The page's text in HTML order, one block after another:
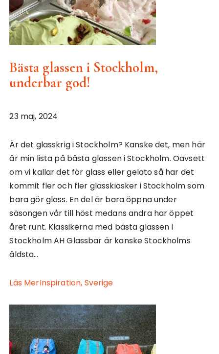
Bästa glassen i Stockholm,
underbar god!
23 maj, 2024
Är det glasskrig i Stockholm? Kanske det, men här
är min lista på bästa glassen i Stockholm. Oavsett
om vi kallar det för glass eller gelato så har det
kommit fler och fler glasskiosker i Stockholm som
bara gör glass. En del är bara öppna under
säsongen vår till höst medans andra har öppet
året runt. Klassikerna med bästa glassen i
Stockholm AH Glassbar är kanske Stockholms
äldsta…
Läs MerInspiration, Sverige